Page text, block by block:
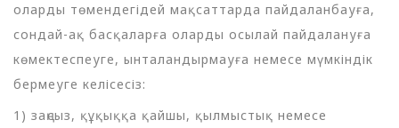
оларды төмендегідей мақсаттарда пайдаланбауға,
сондай-ақ басқаларға оларды осылай пайдалануға
көмектеспеуге, ынталандырмауға немесе мүмкіндік
бермеуге келісесіз:
1) заңсыз, құқыққа қайшы, қылмыстық немесе